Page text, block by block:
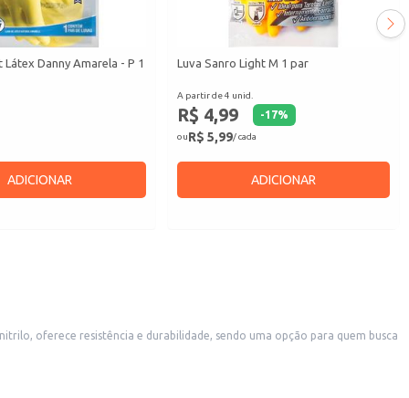
Danny Amarela - P 1
ADICIONAR
Luva Sanro Light M 1 par
A partir de 4 unid.
R$ 4,99 -17%
ouR$ 5,99/ cada
ADICIONAR
oferece resistência e durabilidade, sendo uma opção para quem busca